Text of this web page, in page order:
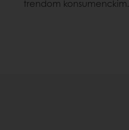
trendom konsumenckim.